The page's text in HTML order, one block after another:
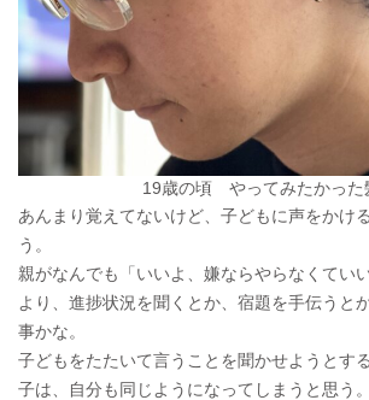
19歳の頃 やってみたかった
あんまり覚えてないけど、子どもに声をかけ
う。
親がなんでも「いいよ、嫌ならやらなくてい
より、進捗状況を聞くとか、宿題を手伝うと
事かな。
子どもをたたいて言うことを聞かせようとす
子は、自分も同じようになってしまうと思う。